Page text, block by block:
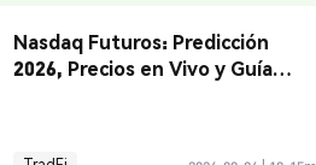
Nasdaq Futuros: Predicción
2026, Precios en Vivo y Guía